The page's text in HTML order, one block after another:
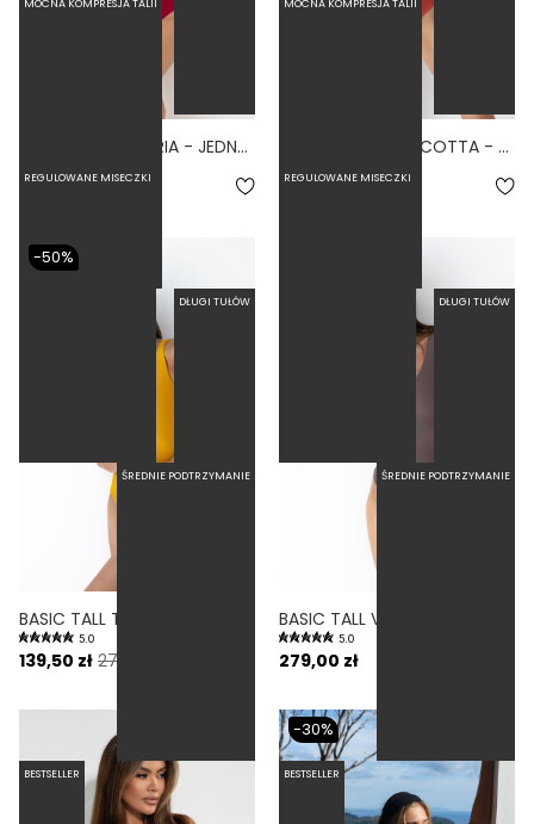
BASIC TALL SANGRIA - JEDNOCZĘŚCIOWY STRÓJ KĄPIELOWY DLA WYSOKICH MODELUJĄCY BORDOWY
279,00 zł
BASIC TALL TERRACOTTA - JEDNOCZĘŚCIOWY STRÓJ KĄPIELOWY DLA WYSOKICH MODELUJĄCY CEGLANY
279,00 zł
MOCNA KOMPRESJA TALII
DŁUGI TUŁÓW
-50%
5.0
139,50 zł 279,00 zł
MOCNA KOMPRESJA TALII
DŁUGI TUŁÓW
5.0
279,00 zł
REGULOWANE MISECZKI
ŚREDNIE PODTRZYMANIE
BESTSELLER
REGULOWANE MISECZKI
ŚREDNIE PODTRZYMANIE
BESTSELLER
-30%